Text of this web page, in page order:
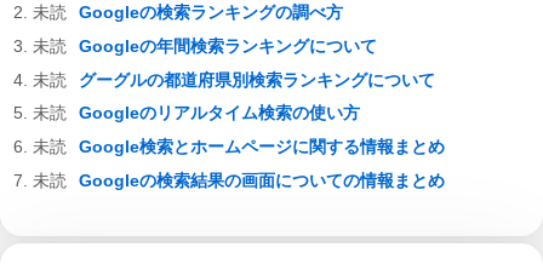
Googleの検索ランキングの調べ方
Googleの年間検索ランキングについて
グーグルの都道府県別検索ランキングについて
Googleのリアルタイム検索の使い方
Google検索とホームページに関する情報まとめ
Googleの検索結果の画面についての情報まとめ